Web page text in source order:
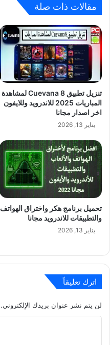
مقالات ذات صلة
تنزيل تطبيق Cuevana 8 لمشاهدة
المباريات 2025 للاندرويد وللايفون
اخر اصدار مجانا
يناير 13, 2026
تحميل برنامج هكر واختراق الهواتف
والتطبيقات للاندرويد مجانا
يناير 13, 2026
اترك تعليقاً
لن يتم نشر عنوان بريدك الإلكتروني.